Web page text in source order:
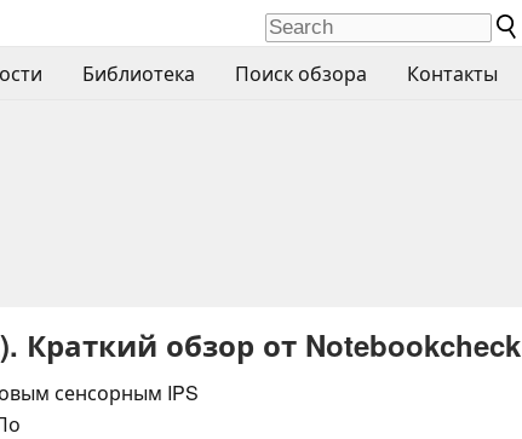
Библиотека Поиск обзора Контакты
Краткий обзор от Notebookcheck
сенсорным IPS